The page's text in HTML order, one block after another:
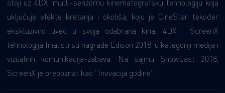
stoji uz 4DX, multi-senzornu kinematografsku tehnologiju koja
uključuje efekte kretanja i okoliša, koju je CineStar tekođer
ekskluzivno uveo u svoja odabrana kina. 4DX i ScreenX
tehnologija finalisti su nagrade Edison 2018. u kategoriji medija i
vizualnih komunikacija-zabava. Na sajmu ShowEast 2018,
ScreenX je prepoznat kao "Inovacija godine".